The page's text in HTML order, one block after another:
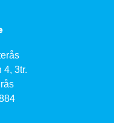
4, 3tr.